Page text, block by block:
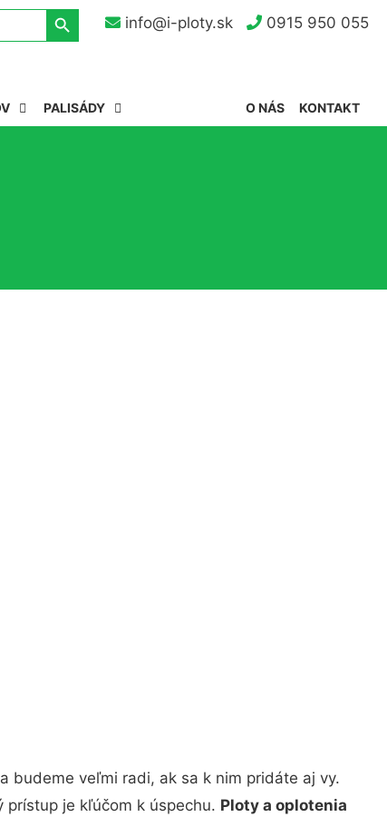
info@i-ploty.sk 0915 950 055
Search Button
PALISÁDY KONTAKT
O NÁS
budeme veľmi radi, ak sa k nim pridáte aj vy.
prístup je kľúčom k úspechu. Ploty a oplotenia